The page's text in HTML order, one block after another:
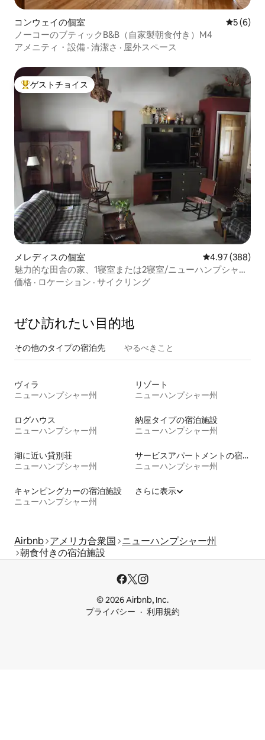
コンウェイの個室 レビュー
5 (6)
ノーコーのブティックB&B（自家製朝食付き）M4
アメニティ・設備 · 清潔さ · 屋外スペース
大好評のゲストチョイスです。
ゲストチョイス
メレディスの個室 レビュー388
4.97 (388)
魅力的な田舎の家、1寝室または2寝室/ニューハンプシャー
州メレディス
価格 · ロケーション · サイクリング
ぜひ訪⁠れ⁠た⁠い目⁠的⁠地
その他のタ⁠イ⁠プ⁠の宿⁠泊⁠先 やるべきこと
ヴィラ
ニューハンプシャー州
リゾート
ニューハンプシャー州
ログハウス
ニューハンプシャー州
納屋タイプの宿泊施設
ニューハンプシャー州
湖に近い貸別荘
ニューハンプシャー州
サービスアパートメントの宿泊施設
ニューハンプシャー州
キャンピングカーの宿泊施設
ニューハンプシャー州
さらに表示
Airbnb アメリカ合衆国 ニューハンプシャー州
朝食付きの宿泊施設
© 2026 Airbnb, Inc.
プライバシー
利用規約